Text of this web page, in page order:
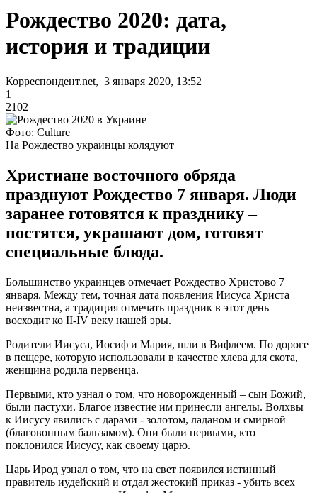
Рождество 2020: дата,
история и традиции
Корреспондент.net, 3 января 2020, 13:52
1
2102
Фото: Culture
На Рождество украинцы колядуют
Христиане восточного обряда
празднуют Рождество 7 января. Люди
заранее готовятся к празднику –
постятся, украшают дом, готовят
специальные блюда.
Большинство украинцев отмечает Рождество Христово 7
января. Между тем, точная дата появления Иисуса Христа
неизвестна, а традиция отмечать праздник в этот день
восходит ко II-IV веку нашей эры.
Родители Иисуса, Иосиф и Мария, шли в Вифлеем. По дороге
в пещере, которую использовали в качестве хлева для скота,
женщина родила первенца.
Первыми, кто узнал о том, что новорожденный – сын Божий,
были пастухи. Благое известие им принесли ангелы. Волхвы
к Иисусу явились с дарами - золотом, ладаном и смирной
(благовонным бальзамом). Они были первыми, кто
поклонился Иисусу, как своему царю.
Царь Ирод узнал о том, что на свет появился истинный
правитель иудейский и отдал жестокий приказ - убить всех